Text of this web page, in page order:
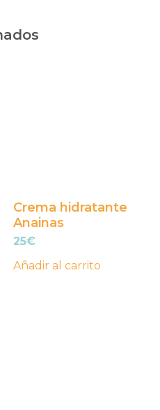
Crema hidratante
Anainas
25€
Añadir al carrito